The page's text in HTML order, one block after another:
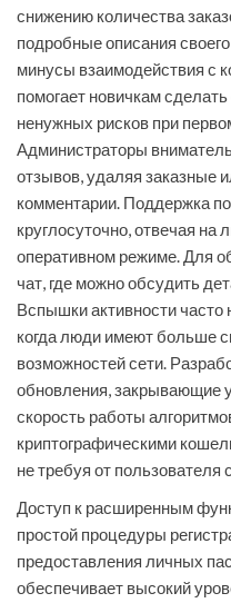
снижению количества
подробные описания
минусы взаимодействия с
помогает новичкам
ненужных рисков при
Администраторы
отзывов, удаляя заказные
комментарии. Поддержка
круглосуточно, отвечая
оперативном режиме. Для
чат, где можно обсудить
Вспышки активности
когда люди имеют больше
возможностей сети.
обновления, закрывающие
скорость работы
криптографическими
не требуя от
Доступ к расширенным
простой процедуры
предоставления личных
обеспечивает высокий